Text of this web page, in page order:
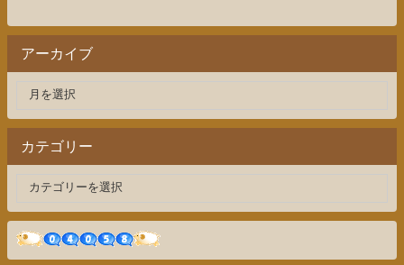
アーカイブ
カテゴリー